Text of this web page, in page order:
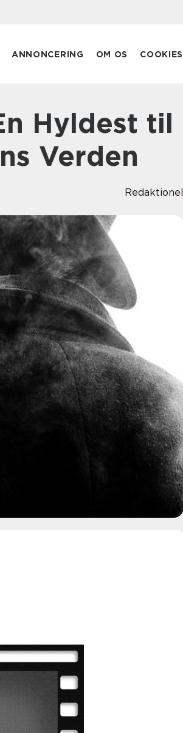
ANNONCERING OM OS COOKIES
Verden
Redaktionel